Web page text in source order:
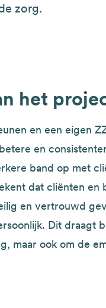
zorg.
het
en een eigen
en
band op met
dat cliënten
en vertrouwd
Dit draagt
maar ook om de